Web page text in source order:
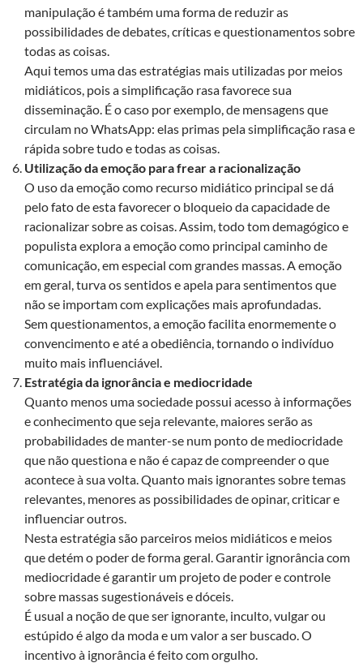
manipulação é também uma forma de reduzir as
possibilidades de debates, críticas e questionamentos sobre
todas as coisas.
Aqui temos uma das estratégias mais utilizadas por meios
midiáticos, pois a simplificação rasa favorece sua
disseminação. É o caso por exemplo, de mensagens que
circulam no WhatsApp: elas primas pela simplificação rasa e
rápida sobre tudo e todas as coisas.
Utilização da emoção para frear a racionalização
O uso da emoção como recurso midiático principal se dá
pelo fato de esta favorecer o bloqueio da capacidade de
racionalizar sobre as coisas. Assim, todo tom demagógico e
populista explora a emoção como principal caminho de
comunicação, em especial com grandes massas. A emoção
em geral, turva os sentidos e apela para sentimentos que
não se importam com explicações mais aprofundadas.
Sem questionamentos, a emoção facilita enormemente o
convencimento e até a obediência, tornando o indivíduo
muito mais influenciável.
Estratégia da ignorância e mediocridade
Quanto menos uma sociedade possui acesso à informações
e conhecimento que seja relevante, maiores serão as
probabilidades de manter-se num ponto de mediocridade
que não questiona e não é capaz de compreender o que
acontece à sua volta. Quanto mais ignorantes sobre temas
relevantes, menores as possibilidades de opinar, criticar e
influenciar outros.
Nesta estratégia são parceiros meios midiáticos e meios
que detém o poder de forma geral. Garantir ignorância com
mediocridade é garantir um projeto de poder e controle
sobre massas sugestionáveis e dóceis.
É usual a noção de que ser ignorante, inculto, vulgar ou
estúpido é algo da moda e um valor a ser buscado. O
incentivo à ignorância é feito com orgulho.